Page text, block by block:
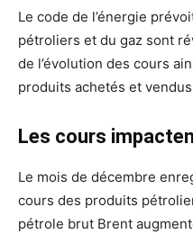
Le code de l’énergie
pétroliers et du gaz sont
de l’évolution des cours
produits achetés et vendus
Les cours
Le mois de décembre
cours des produits
pétrole brut Brent